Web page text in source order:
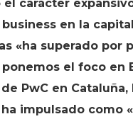
carácter
en la
«ha superado por
el foco en
PwC en
impulsado como